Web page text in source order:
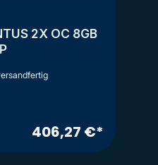
2X OC 8GB
406,27 €*